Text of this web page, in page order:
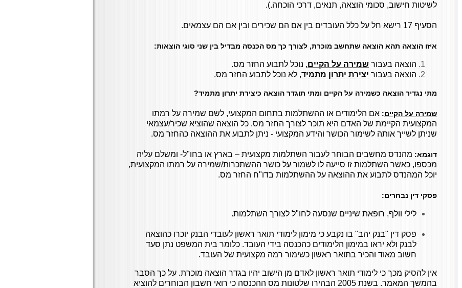
לשיטות חישוב, סכומי הוצאה, תנאים, דרכי הוכחה.).
הסעיף 17 רישא חל על כלל העובדים בין אם הם שכירים ובין אם הם עצמאים.
איזו הוצאה תהא הוצאה שתחשב מוכרת, לצורך כך מס הכנסה מבדיל בין שני סוגי הוצאות:
הוצאה בעבור שמירה על הקיים, נוכל לתבוע החזר מס.
הוצאה בעבור יצירת יתרון מתמיד, לא נוכל לתבוע החזר מס.
מתי נגדיר הוצאה כשמירה על הקיים ומתי תוגדר הוצאה כיצירת יתרון מתמיד?
שמירה על הקיים: אם הלימודים או ההשתלמות בתחום המקצועי, לשם שמירה על רמתו
המקצועית הקיימת של האדם היא תוכר לצורך החזר מס. כל הוצאה שהוציא שכיר/עצמאי
שניתן לשייך אותה לשימור הכושר והידע המקצועי - ניתן לתבוע את ההוצאה כהחזר מס.
דוגמא: מהנדס מחשבים הבוחר לעבור השתלמות מקצועית – בארץ או בחו"ל- ומשלם עליה
מכספו, כאשר השתלמות זו סייעה לו לשמור על כושר ההשתכרות/שמירה על רמתו המקצועית,
יוכל המהנדס לתבוע את ההוצאה על ההשתלמות בדו"ח החזר מס.
פסקי דין נבחרים:
לילי וולף, רופאת שיניים שנסעה לחו"ל לצורך השתלמות.
פסק דין "בנק יהב" בו נקבע כי מימון לימודי תואר ראשון לעובדי הבנק יוכרו כהוצאה
לבנק ולא יראו במימון הלימודים כהכנסה בידי העובד. כלומר בית המשפט נתן סעד
חשוב מאוד והכיר בתואר ראשון כשימור רמה מקצועית של העובד.
אין להסיק מכך כי לימודי תואר ראשון לאדם מן הישוב יהיו בגדר הוצאה מוכרת. על כך הסבר
בהמשך המאמר. בשנת 2005 הבהירו שלטונות מס ההכנסה כי רואי חשבון הבוחרים להוציא